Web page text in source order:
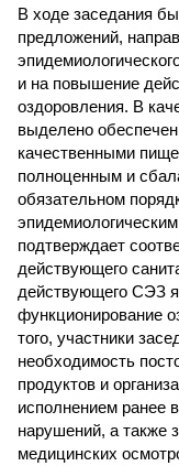
В ходе заседания
предложений,
и на повышение
оздоровления. В
выделено
качественными
полноценным и
обязательном
подтверждает
действующего
действующего СЭЗ
функционирование
того, участники
необходимость
продуктов и
исполнением ранее
нарушений, а также
медицинских